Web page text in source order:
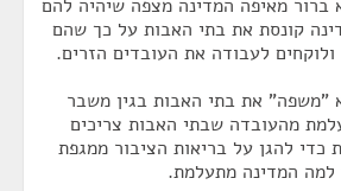
ברור מאיפה המדינה מצפה שיהיה להם
קונסת את בתי האבות על כך שהם
לעבודה את העובדים הזרים.
"משפה" את בתי האבות בגין משבר
מהעובדה שבתי האבות צריכים
כדי להגן על בריאות הציבור ממגפת
למה המדינה מתעלמת.